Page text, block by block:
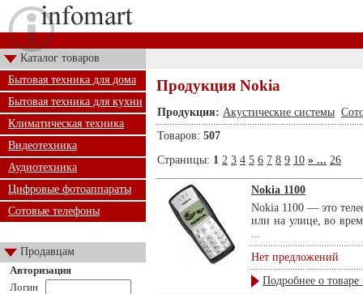
Каталог товаров
Бытовая техника для дома
Бытовая техника для кухни
Климатическая техника
Видеотехника
Аудиотехника
Цифровые фотоаппараты
Сотовые телефоны
Продавцам
Авторизация
Логин
Продукция Nokia
Продукция: Акустические системы
Товаров: 507
Страницы: 1 2 3 4 5 6 7 8 9 10 » ... 26
Nokia 1100
Nokia 1100 — это
или на улице, во
...
Нет предложений
Подробнее о товаре